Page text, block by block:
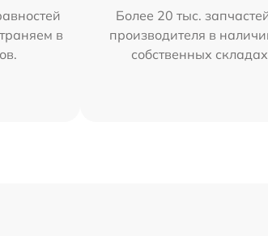
в
Более 20 тыс.
производителя в
собственных